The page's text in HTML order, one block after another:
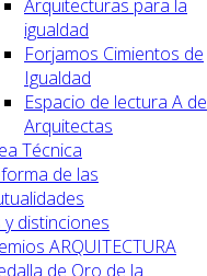
Arquitecturas para la
igualdad
Forjamos Cimientos de
Igualdad
Espacio de lectura A de
Arquitectas
Técnica
de las
y distinciones
ARQUITECTURA
de Oro de la